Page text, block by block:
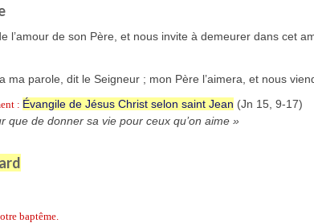
l’amour de son Père, et nous invite à demeurer dans cet
ma parole, dit le Seigneur ; mon Père l’aimera, et nous
: Évangile de Jésus Christ selon saint Jean (Jn 15, 9-17)
que de donner sa vie pour ceux qu’on aime »
baptême.